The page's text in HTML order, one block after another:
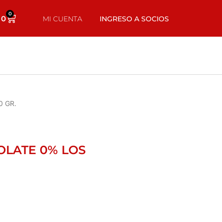
0
MI CUENTA INGRESO A SOCIOS
GR.
0% LOS